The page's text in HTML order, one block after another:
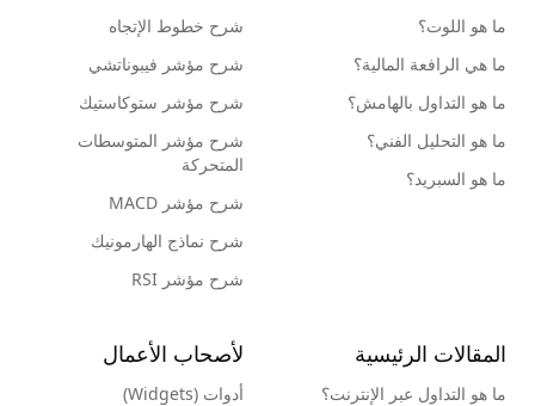
ما هو اللوت؟
ما هي الرافعة المالية؟
ما هو التداول بالهامش؟
ما هو التحليل الفني؟
ما هو السبريد؟
شرح خطوط الإتجاه
شرح مؤشر فيبوناتشي
شرح مؤشر ستوكاستيك
شرح مؤشر المتوسطات
المتحركة
شرح مؤشر MACD
شرح نماذج الهارمونيك
شرح مؤشر RSI
المقالات الرئيسية
ما هو التداول عبر الإنترنت؟
لأصحاب الأعمال
أدوات (Widgets)